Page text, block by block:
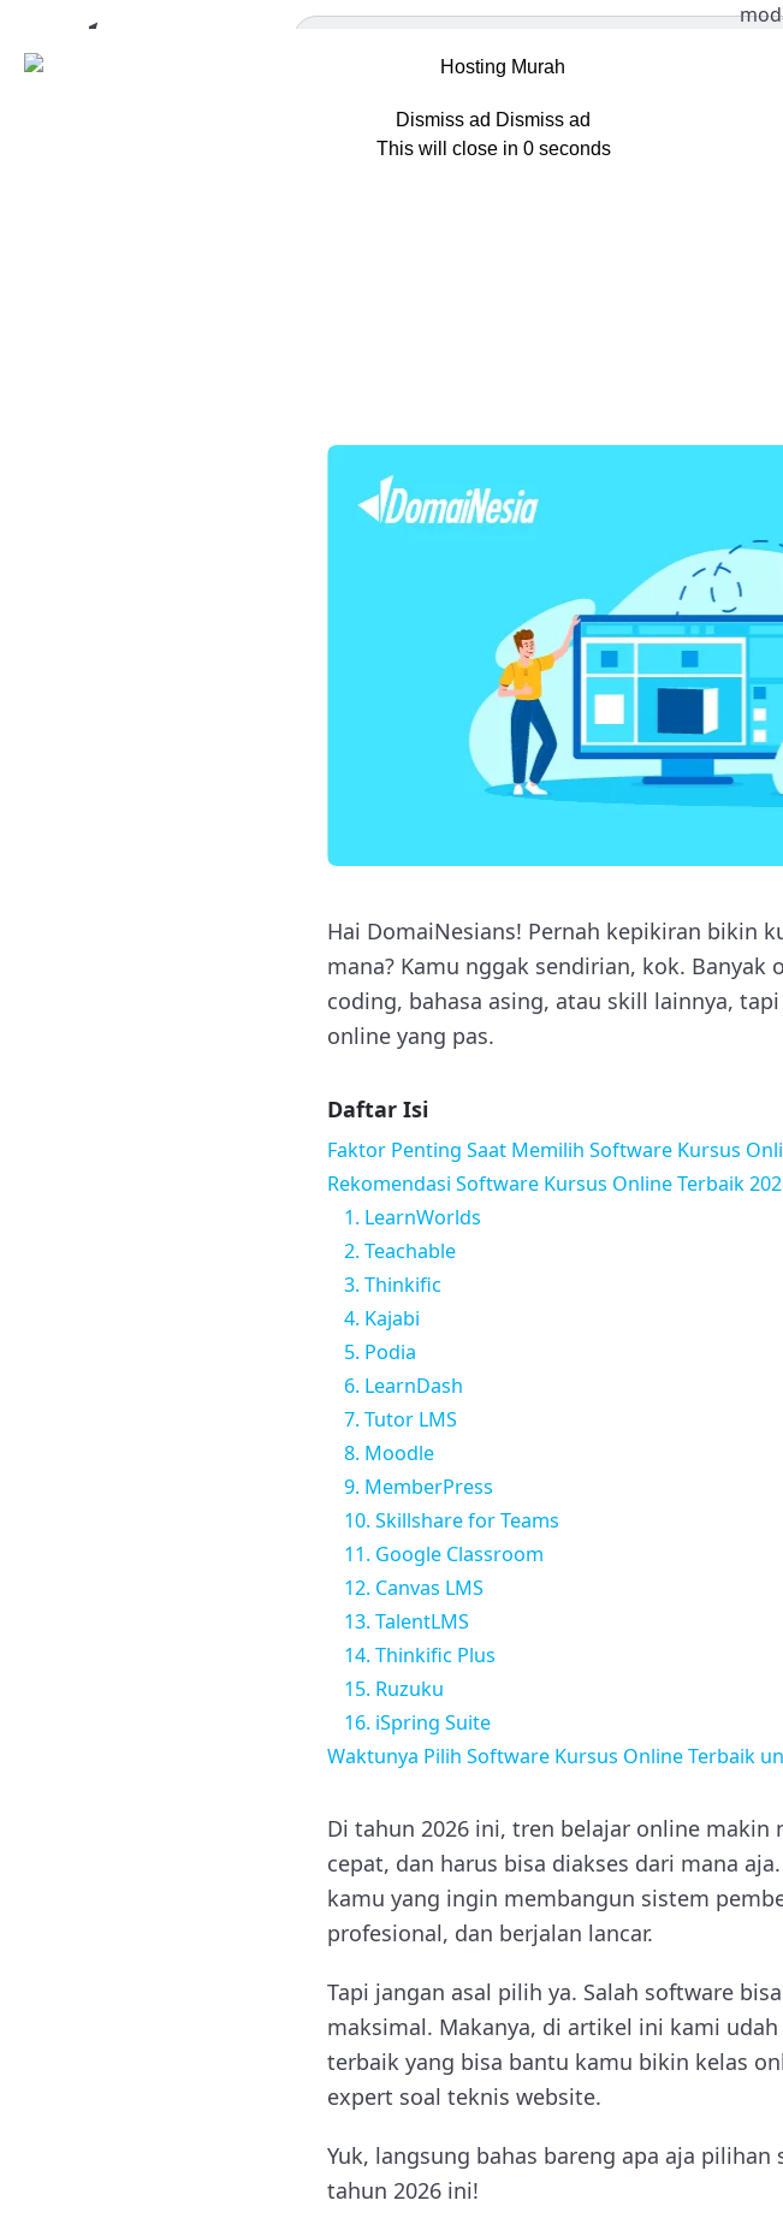
Rekomendasi
Hai DomaiNesians! Pernah kepikiran bikin
mana? Kamu nggak sendirian, kok.
coding, bahasa asing, atau skill lainnya,
online yang pas.
Daftar Isi
Faktor Penting Saat Memilih Software Kursus
Rekomendasi Software Kursus Online Terbaik
1. LearnWorlds
2. Teachable
3. Thinkific
4. Kajabi
5. Podia
6. LearnDash
7. Tutor LMS
8. Moodle
9. MemberPress
10. Skillshare for Teams
11. Google Classroom
12. Canvas LMS
13. TalentLMS
14. Thinkific Plus
15. Ruzuku
16. iSpring Suite
Waktunya Pilih Software Kursus Online Terbaik
Di tahun 2026 ini, tren belajar online makin
cepat, dan harus bisa diakses dari mana
kamu yang ingin membangun sistem
profesional, dan berjalan lancar.
Tapi jangan asal pilih ya. Salah software
maksimal. Makanya, di artikel ini kami
terbaik yang bisa bantu kamu bikin kelas
expert soal teknis website.
Yuk, langsung bahas bareng apa aja
tahun 2026 ini!
Dismiss ad Dismiss ad
This will close in 0seconds